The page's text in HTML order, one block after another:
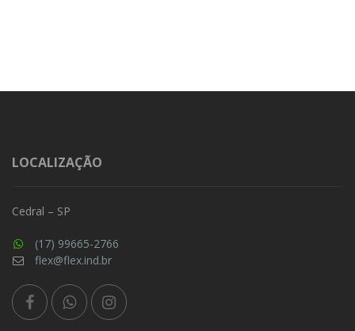
LOCALIZAÇÃO
Cedral – SP
(17) 99665-2766
flex@flex.ind.br